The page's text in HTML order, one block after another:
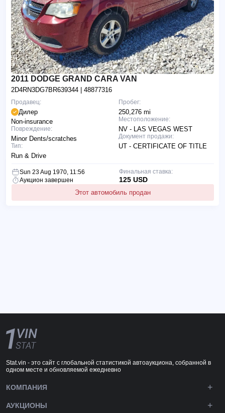
2011 DODGE GRAND CARA VAN
2D4RN3DG7BR639344 | 48877316
Пробег:
250,276 mi
Местоположение:
NV - LAS VEGAS WEST
Документ продажи:
UT - CERTIFICATE OF TITLE
Продавец:
Дилер
Non-insurance
Повреждение:
Minor Dents/scratches
Тип:
Run & Drive
Sun 23 Aug 1970, 11:56
Аукцион завершен
Этот автомобиль продан
Финальная ставка:
125 USD
Stat.vin - это сайт с глобальной статистикой автоаукциона, собранной в
одном месте и обновляемой ежедневно
КОМПАНИЯ
АУКЦИОНЫ